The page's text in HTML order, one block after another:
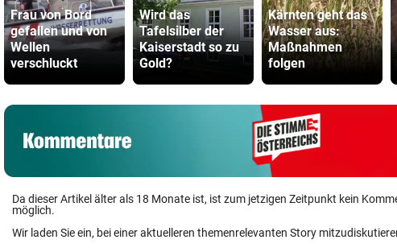
Frau von Bord
gefallen und von
Wellen
verschluckt
Wird das
Tafelsilber der
Kaiserstadt so zu
Gold?
Kärnten geht das
Wasser aus:
Maßnahmen
folgen
Da dieser Artikel älter als 18 Monate ist, ist zum jetzigen Zeitpunkt kein
möglich.
Wir laden Sie ein, bei einer aktuelleren themenrelevanten Story